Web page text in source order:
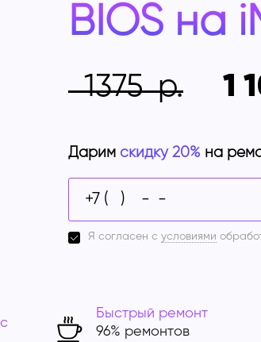
BIOS на
1375 1
Дарим скидку 20% на
Я согласен с условиями
Быстрый ремонт
96% ремонтов